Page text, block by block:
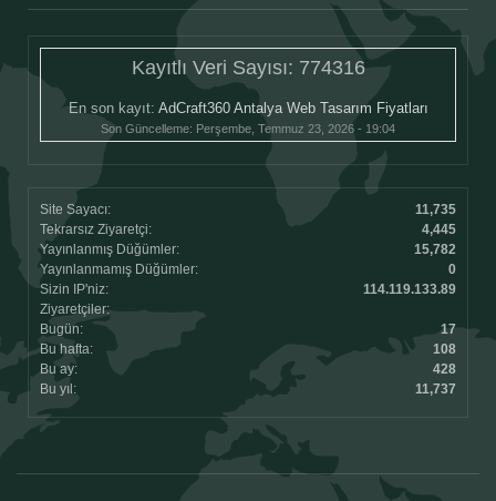
Kayıtlı Veri Sayısı: 774316
En son kayıt: AdCraft360 Antalya Web Tasarım Fiyatları
Son Güncelleme: Perşembe, Temmuz 23, 2026 - 19:04
Site Sayacı:
11,735
Tekrarsız Ziyaretçi:
4,445
Yayınlanmış Düğümler:
15,782
Yayınlanmamış Düğümler:
0
Sizin IP'niz:
114.119.133.89
Ziyaretçiler:
Bugün:
17
Bu hafta:
108
Bu ay:
428
Bu yıl:
11,737